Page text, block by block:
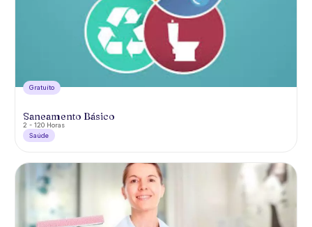
Gratuíto
Saneamento Básico
2 - 120 Horas
Saúde